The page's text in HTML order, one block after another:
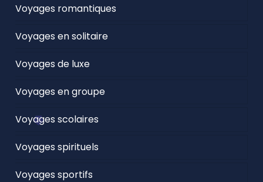
Voyages romantiques
Voyages en solitaire
Voyages de luxe
Voyages en groupe
Voyages scolaires
Voyages spirituels
Voyages sportifs